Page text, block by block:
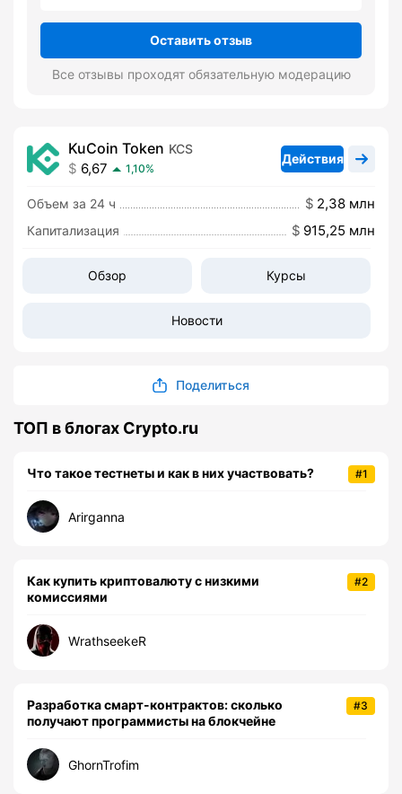
Оставить отзыв
Все отзывы проходят обязательную модерацию
KuCoin Token KCS
6,67 1,10%
Объем за 24 ч 2,38 млн
Капитализация 915,25 млн
Действия
Обзор Курсы
Новости
Поделиться
ТОП в блогах Crypto.ru
#1
Что такое тестнеты и как в них участвовать?
Arirganna
#2
Как купить криптовалюту с низкими
комиссиями
WrathseekeR
#3
Разработка смарт-контрактов: сколько
получают программисты на блокчейне
GhornTrofim